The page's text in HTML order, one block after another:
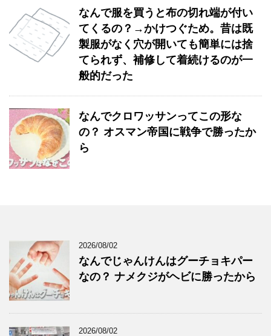
なんで服を買うと布の切れ端が付い
てくるの？→かけつぐため。昔は既
製服がなく穴が開いても簡単には捨
てられず、補修して着続けるのが一
般的だった
なんでクロワッサンってこの形な
の？ オスマン帝国に戦争で勝ったか
ら
2026/08/02
なんでじゃんけんはグーチョキパー
なの？ ナメクジがヘビに勝ったから
2026/08/02